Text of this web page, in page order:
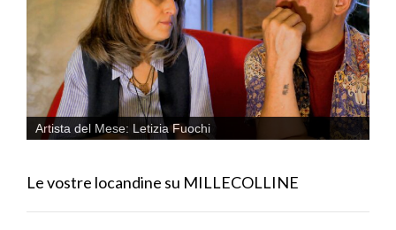
Artista del Mese: Letizia Fuochi
Le vostre locandine su MILLECOLLINE